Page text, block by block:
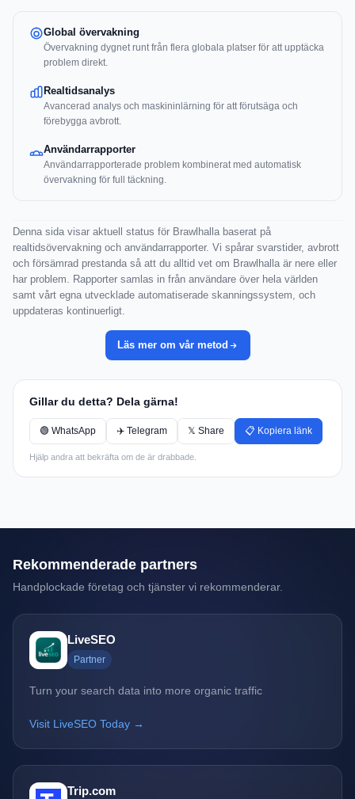
Global övervakning
Övervakning dygnet runt från flera globala platser för att upptäcka
problem direkt.
Realtidsanalys
Avancerad analys och maskininlärning för att förutsäga och
förebygga avbrott.
Användarrapporter
Användarrapporterade problem kombinerat med automatisk
övervakning för full täckning.
Denna sida visar aktuell status för Brawlhalla baserat på
realtidsövervakning och användarrapporter. Vi spårar svarstider, avbrott
och försämrad prestanda så att du alltid vet om Brawlhalla är nere eller
har problem. Rapporter samlas in från användare över hela världen
samt vårt egna utvecklade automatiserade skanningssystem, och
uppdateras kontinuerligt.
Läs mer om vår metod
Gillar du detta? Dela gärna!
🟢 WhatsApp ✈️ Telegram 𝕏 Share 📋 Kopiera länk
Hjälp andra att bekräfta om de är drabbade.
Rekommenderade partners
Handplockade företag och tjänster vi rekommenderar.
LiveSEO
Partner
Turn your search data into more organic traffic
Visit LiveSEO Today →
Trip.com